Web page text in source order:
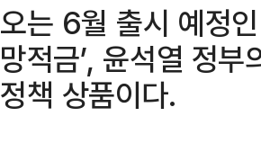
오는 6월 출시 예정
망적금’, 윤석열 정부
정책 상품이다.